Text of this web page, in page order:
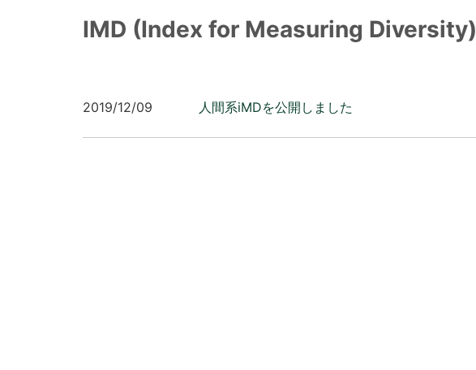
IMD (Index for Measuring Diversity)
2019/12/09 人間系iMDを公開しました